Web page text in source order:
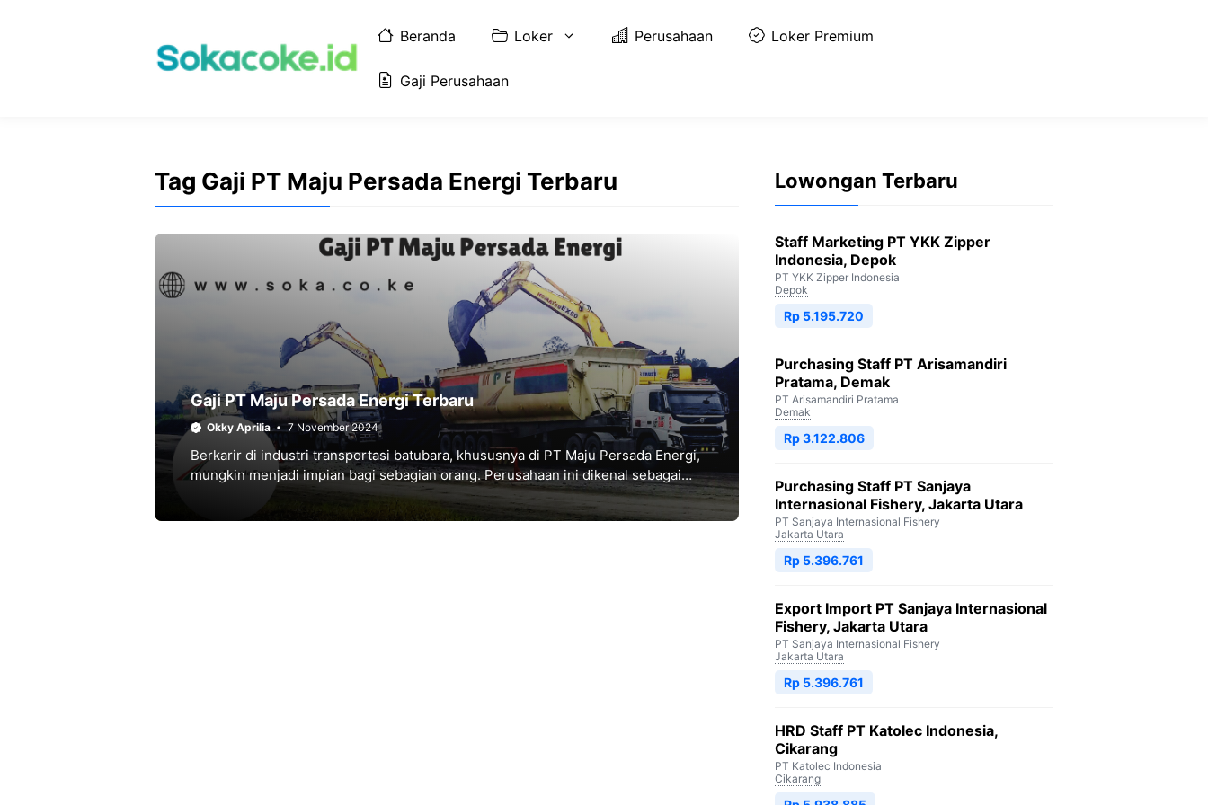
Beranda Loker Perusahaan Loker Premium
Gaji Perusahaan
Tag Gaji PT Maju Persada Energi Terbaru
Gaji PT Maju Persada Energi Terbaru
Okky Aprilia 7 November 2024
Berkarir di industri transportasi batubara, khususnya di PT Maju Persada Energi,
mungkin menjadi impian bagi sebagian orang. Perusahaan ini dikenal sebagai
penyedia jasa angkutan batubara
Lowongan Terbaru
Staff Marketing PT YKK Zipper
Indonesia, Depok
PT YKK Zipper Indonesia
Depok
Rp 5.195.720
Purchasing Staff PT Arisamandiri
Pratama, Demak
PT Arisamandiri Pratama
Demak
Rp 3.122.806
Purchasing Staff PT Sanjaya
Internasional Fishery, Jakarta Utara
PT Sanjaya Internasional Fishery
Jakarta Utara
Rp 5.396.761
Export Import PT Sanjaya Internasional
Fishery, Jakarta Utara
PT Sanjaya Internasional Fishery
Jakarta Utara
Rp 5.396.761
HRD Staff PT Katolec Indonesia,
Cikarang
PT Katolec Indonesia
Cikarang